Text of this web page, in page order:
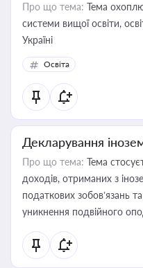
Про що тема: Тема
системи вищої освіти,
Україні
Освіта
Декларування
Про що тема: Тема
доходів, отриманих з
податкових зобов’язань
уникнення подвійного